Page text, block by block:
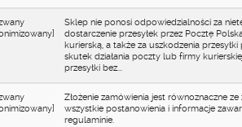
Sklep nie ponosi odpowiedzialności za
dostarczenie przesyłek przez Pocztę
kurierską, a także za uszkodzenia przesyłki
skutek działania poczty lub firmy
przesyłki bez...
Złożenie zamówienia jest równoznaczne
wszystkie postanowienia i informacje
regulaminie.